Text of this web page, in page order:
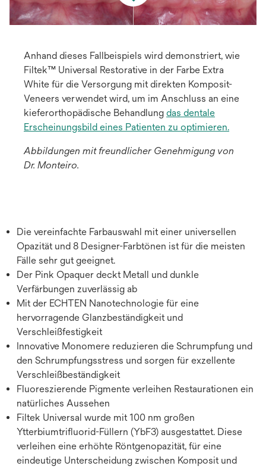
Anhand dieses Fallbeispiels wird demonstriert, wie
Filtek™ Universal Restorative in der Farbe Extra
White für die Versorgung mit direkten Komposit-
Veneers verwendet wird, um im Anschluss an eine
kieferorthopädische Behandlung das dentale
Erscheinungsbild eines Patienten zu optimieren.
Abbildungen mit freundlicher Genehmigung von
Dr. Monteiro.
Die vereinfachte Farbauswahl mit einer universellen
Opazität und 8 Designer-Farbtönen ist für die meisten
Fälle sehr gut geeignet.
Der Pink Opaquer deckt Metall und dunkle
Verfärbungen zuverlässig ab
Mit der ECHTEN Nanotechnologie für eine
hervorragende Glanzbeständigkeit und
Verschleißfestigkeit
Innovative Monomere reduzieren die Schrumpfung und
den Schrumpfungsstress und sorgen für exzellente
Verschleißbeständigkeit
Fluoreszierende Pigmente verleihen Restaurationen ein
natürliches Aussehen
Filtek Universal wurde mit 100 nm großen
Ytterbiumtrifluorid-Füllern (YbF3) ausgestattet. Diese
verleihen eine erhöhte Röntgenopazität, für eine
eindeutige Unterscheidung zwischen Komposit und